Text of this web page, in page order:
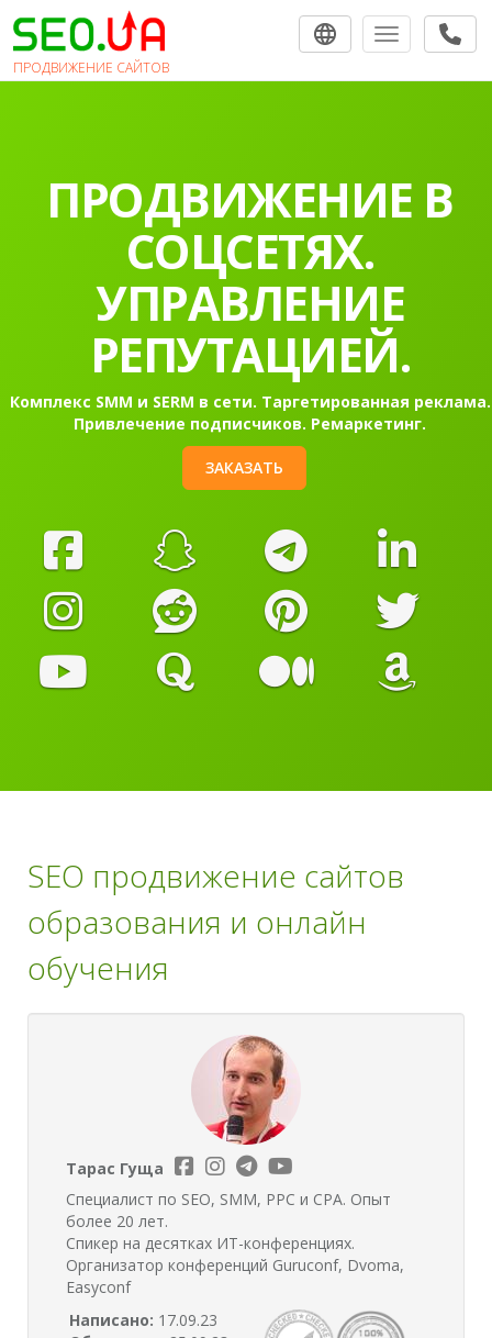
ПРОДВИЖЕНИЕ САЙТОВ
Toggle
ПРОДВИЖЕНИЕ
САЙТОВ В
ПОИСКОВЫХ
СИСТЕМАХ.
Раскрутка сайта в Гугл в топ-10 на первую страницу
Контекстная реклама Google Ads.
ЗАКАЗАТЬ
SEO продвижение сайтов
образования и онлайн
обучения
Тарас Гуща
Специалист по SEO, SMM, PPC и CPA. Опыт
более 20 лет.
Спикер на десятках ИТ-конференциях.
Организатор конференций Guruconf, Dvoma,
Easyconf
Написано: 17.09.23